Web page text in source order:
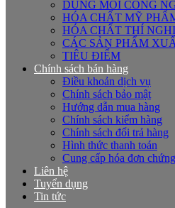
DUNG MÔI CÔNG
HÓA CHẤT MỸ
HÓA CHẤT THÍ
CÁC SẢN PHẨM
TIÊU ĐIỂM
Chính sách bán hàng
Điều khoản dịch vụ
Chính sách bảo mật
Hướng dẫn mua hàng
Chính sách kiểm hàng
Chính sách đổi trả hàng
Hình thức thanh toán
Cung cấp hóa đơn
Liên hệ
Tuyển dụng
Tin tức